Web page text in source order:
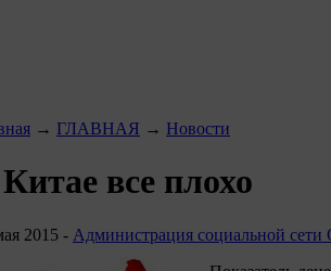
→ ГЛАВНАЯ → Новости
все плохо
2015 - Администрация социальной сети